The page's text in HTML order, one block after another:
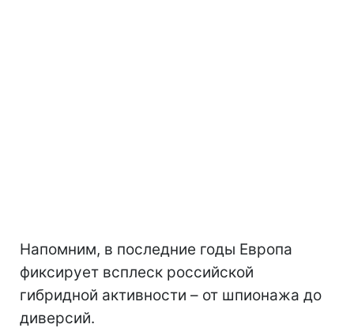
Напомним, в последние годы Европа
фиксирует всплеск российской
гибридной активности – от шпионажа до
диверсий.